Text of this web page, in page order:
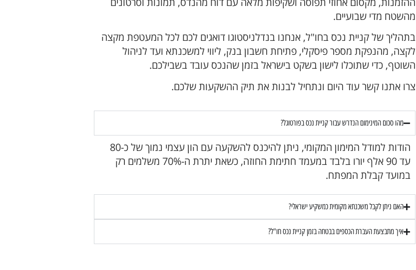
מהשטח מדי שבועיים.
בתהליך של קניית נכס בחו"ל, אנחנו בנדלניסטוגו דואגים לכם לכל המעטפת מקצה
לקצה, מהנפקת מספר פיסקלי, פתיחת חשבון בנק, ליווי למשכנתא ועד לניהול
השוטף, כדי שתוכלו לישון בשקט בישראל בזמן שהנכס עובד בשבילכם.
צרו אתנו קשר עוד היום ונתחיל לבנות את תיק ההשקעות שלכם.
מהו סכום המינימום הנדרש עבור קניית נכס בפורטוגל?
הודות למודל המימון המקומי, ניתן להיכנס להשקעה עם הון עצמי נמוך של כ-80
עד 90 אלף יורו בלבד במעמד חתימת החוזה, כשאת יתרת ה-70% משלמים רק
במועד קבלת המפתח.
האם ניתן לקבל משכנתא מקומית כמשקיע ישראלי?
איך מתבצעת העברת הכספים בבטחה בזמן קניית נכס חו"ל?